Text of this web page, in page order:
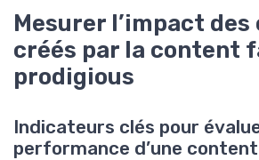
Mesurer l’impact
créés par la content
prodigious
Indicateurs clés pour
performance d’une